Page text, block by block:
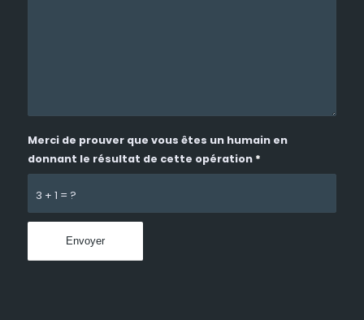
3 + 1 = ?
Merci de prouver que vous êtes un humain en
donnant le résultat de cette opération *